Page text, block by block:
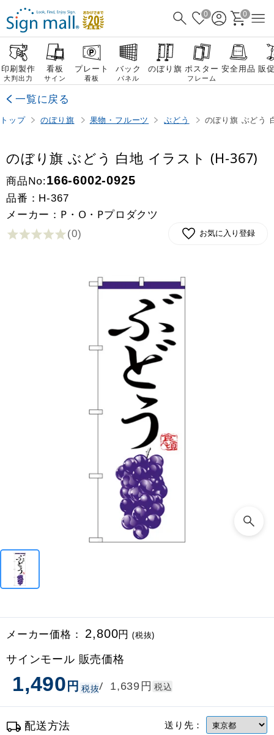
0 0
印刷製作
大判出力
看板
サイン
プレート
看板
バック
パネル
のぼり旗 ポスター
フレーム
安全用品 販
一覧に戻る
トップ のぼり旗 果物・フルーツ ぶどう のぼり旗 ぶどう
のぼり旗 ぶどう 白地 イラスト (H-367)
商品No:166-6002-0925
品番： H-367
メーカー：P・O・Pプロダクツ
(0) お気に入り登録
メーカー価格： 2,800円(税抜)
サインモール 販売価格
1,490円 税抜/ 1,639円 税込
配送方法 送り先：